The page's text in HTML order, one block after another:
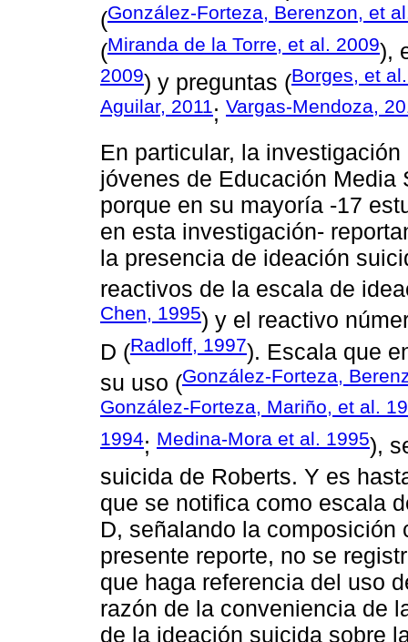
(González-Forteza, Berenzon, et
(Miranda de la Torre, et al. 2009),
2009) y preguntas (Borges, et
Aguilar, 2011; Vargas-Mendoza,
En particular, la
jóvenes de Educación Media
porque en su mayoría -17
en esta investigación-
la presencia de ideación
reactivos de la escala de
Chen, 1995) y el reactivo
D (Radloff, 1997). Escala que
su uso (González-Forteza,
González-Forteza, Mariño, et al.
1994; Medina-Mora et al. 1995),
suicida de Roberts. Y es
que se notifica como escala
D, señalando la
presente reporte, no se
que haga referencia del uso
razón de la conveniencia de
de la ideación suicida sobre